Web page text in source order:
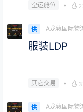
空运舱位 •
供 A龙辕国际物
服装LDP
其它交易 •
供 A龙辕国际物